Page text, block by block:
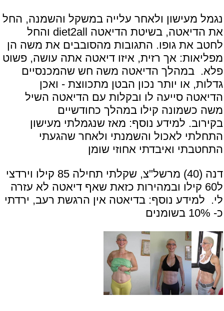
נגמל מעישון ולאחר עלייה במשקל והשמנה, החל
את הדיאטה, בשיטת הדיאטה diet2all והחל
לחטב את גופו. התגובות מהסובבים את משה הן
מפליאות: אך רזית, איזו דיאטה אתה עושה, פשוט
פלא. במהלך הדיאטה משה חש שהמכנסיים
גדלות, או יותר נכון הבטן מתכווצת - ואכן
הדיאטה סייעה לו ובקלות עם הדיאטה השיל
משה כשמונה קילו במהלך כחודשיים
בקירוב. למידע נוסף: מאז שנגמלתי מעישון
התחלתי לאכול והשמנתי ולאחר שהגעתי
התחטבתי ואיבדתי אחוזי שומן
דנה (40) מרשל"צ, שקלתי תחילה 85 קילו וירדצי
ל60 קילו ובמהירות כזאת שאף דיאטה לא עזרה
לי. למידע נוסף: בדיאטה אין הרגשת רעב, ירדתי
כ- 10% בשומנים